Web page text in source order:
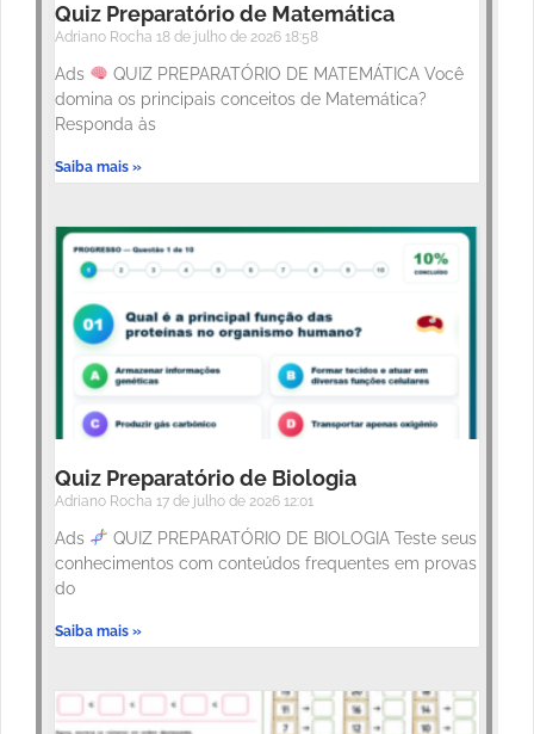
Quiz Preparatório de Matemática
Adriano Rocha 18 de julho de 2026 18:58
Ads
QUIZ PREPARATÓRIO DE MATEMÁTICA Você
domina os principais conceitos de Matemática?
Responda às
Saiba mais »
Quiz Preparatório de Biologia
Adriano Rocha 17 de julho de 2026 12:01
Ads
QUIZ PREPARATÓRIO DE BIOLOGIA Teste seus
conhecimentos com conteúdos frequentes em provas
do
Saiba mais »